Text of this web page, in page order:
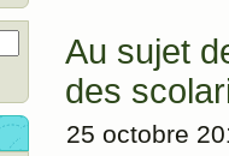
Au sujet
des
25 octobre